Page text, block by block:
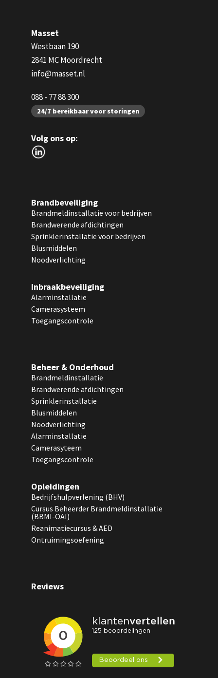
Masset
Westbaan 190
2841 MC Moordrecht
info@masset.nl
088 - 77 88 300
24/7 bereikbaar voor storingen
Volg ons op:
Brandbeveiliging
Brandmeldinstallatie voor bedrijven
Brandwerende afdichtingen
Sprinklerinstallatie voor bedrijven
Blusmiddelen
Noodverlichting
Inbraakbeveiliging
Alarminstallatie
Camerasysteem
Toegangscontrole
Beheer & Onderhoud
Brandmeldinstallatie
Brandwerende afdichtingen
Sprinklerinstallatie
Blusmiddelen
Noodverlichting
Alarminstallatie
Camerasyteem
Toegangscontrole
Opleidingen
Bedrijfshulpverlening (BHV)
Cursus Beheerder Brandmeldinstallatie
(BBMI-OAI)
Reanimatiecursus & AED
Ontruimingsoefening
Reviews